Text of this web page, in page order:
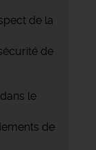
de la
de
le
de